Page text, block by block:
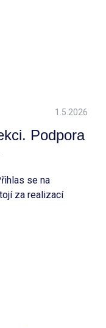
1.5.2026
Podpora
se na
za realizací